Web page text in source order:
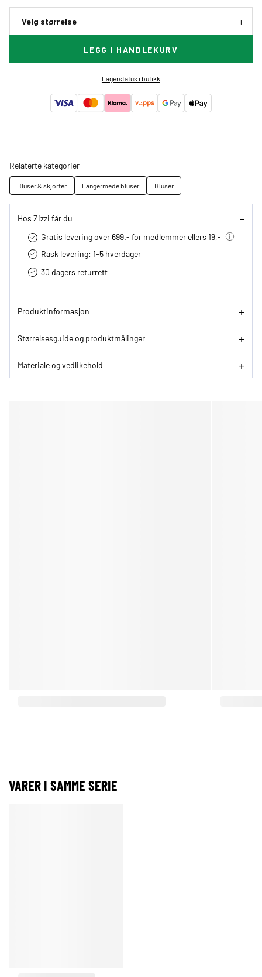
Velg størrelse
LEGG I HANDLEKURV
Lagerstatus i butikk
Relaterte kategorier
Bluser & skjorter Langermede bluser Bluser
Hos Zizzi får du
Gratis levering over 699.- for medlemmer ellers 19,-
Rask levering: 1-5 hverdager
30 dagers returrett
Produktinformasjon
Størrelsesguide og produktmålinger
Materiale og vedlikehold
VARER I SAMME SERIE